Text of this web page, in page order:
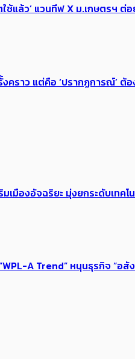
ใช้แล้ว’ แวนทีฟ X ม.เกษตรฯ
งคราว แต่คือ ‘ปรากฏการณ์’
เมืองอัจฉริยะ มุ่งยกระดับเท
A Trend” หนุนธุรกิจ “อ